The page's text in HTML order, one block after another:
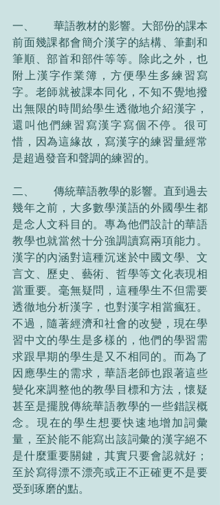
一、       華語教材的影響。大部份的課本
前面幾課都會簡介漢字的結構、筆劃和
筆順、部首和部件等等。除此之外，也
附上漢字作業簿，方便學生多練習寫
字。老師就被課本同化，不知不覺地撥
出無限的時間給學生透徹地介紹漢字，
還叫他們練習寫漢字寫個不停。很可
惜，因為這緣故，寫漢字的練習量經常
是超過發音和聲調的練習的。
二、       傳統華語教學的影響。直到過去
幾年之前，大多數學漢語的外國學生都
是念人文科目的。專為他們設計的華語
教學也就當然十分強調讀寫兩項能力。
漢字的內涵對這種沉迷於中國文學、文
言文、歷史、藝術、哲學等文化表現相
當重要。毫無疑問，這種學生不但需要
透徹地分析漢字，也對漢字相當瘋狂。
不過，隨著經濟和社會的改變，現在學
習中文的學生是多樣的，他們的學習需
求跟早期的學生是又不相同的。而為了
因應學生的需求，華語老師也跟著這些
變化來調整他的教學目標和方法，懷疑
甚至是擺脫傳統華語教學的一些錯誤概
念。現在的學生想要快速地增加詞彙
量，至於能不能寫出該詞彙的漢字絕不
是什麼重要關鍵，其實只要會認就好；
至於寫得漂不漂亮或正不正確更不是要
受到琢磨的點。